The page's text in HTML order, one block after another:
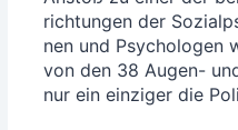
rich­tun­gen der
nen und Psy­cho­lo­gen
von den 38 Augen-
nur ein ein­zi­ger die